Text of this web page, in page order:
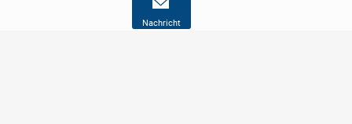
Nachricht